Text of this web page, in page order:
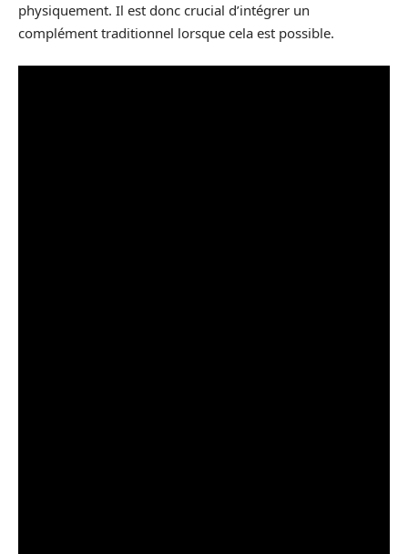
physiquement. Il est donc crucial d’intégrer un
complément traditionnel lorsque cela est possible.